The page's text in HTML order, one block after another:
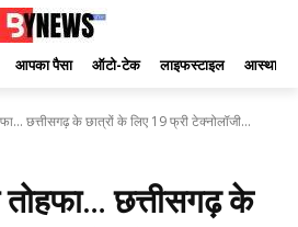
आपका पैसा ऑटो-टेक लाइफस्टाइल आस्था
छत्तीसगढ़ के छात्रों के लिए 19 फ्री टेक्नोलॉजी...
तोहफा… छत्तीसगढ़ के